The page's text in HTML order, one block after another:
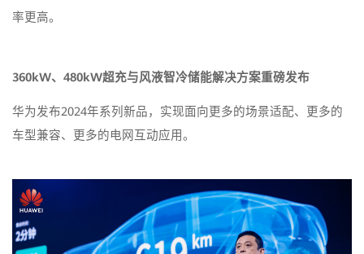
率更高。
360kW、480kW超充与风液智冷储能解决方案重磅发布
华为发布2024年系列新品，实现面向更多的场景适配、更多的
车型兼容、更多的电网互动应用。